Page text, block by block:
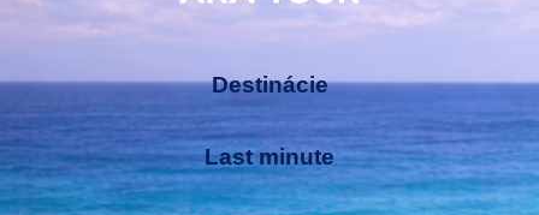
Destinácie
Last minute